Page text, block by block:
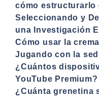
cómo estructurarlo
Seleccionando y
una Investigación
Cómo usar la
Jugando con la
¿Cuántos
YouTube Premium?
¿Cuánta grenetina